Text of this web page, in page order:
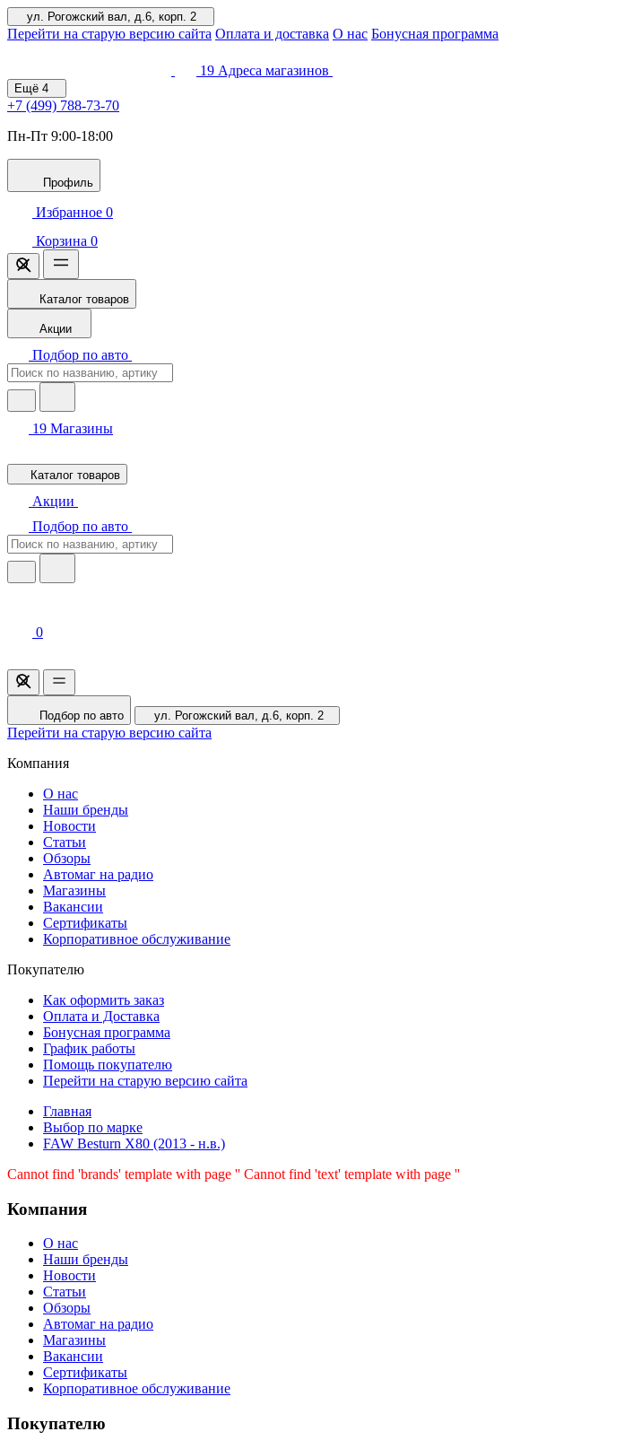
ул. Рогожский вал, д.6, корп. 2
Перейти на старую версию сайта Оплата и доставка О нас Бонусная программа
19 Адреса магазинов
Ещё 4
+7 (499) 788-73-70
Пн-Пт 9:00-18:00
Профиль
Избранное 0
Корзина 0
Каталог товаров
Акции
Подбор по авто
19 Магазины
Каталог товаров
Акции
Подбор по авто
0
Подбор по авто ул. Рогожский вал, д.6, корп. 2
Перейти на старую версию сайта
Компания
О нас
Наши бренды
Новости
Статьи
Обзоры
Автомаг на радио
Магазины
Вакансии
Сертификаты
Корпоративное обслуживание
Покупателю
Как оформить заказ
Оплата и Доставка
Бонусная программа
График работы
Помощь покупателю
Перейти на старую версию сайта
Главная
Выбор по марке
FAW Besturn X80 (2013 - н.в.)
Cannot find 'brands' template with page '' Cannot find 'text' template with page ''
Компания
О нас
Наши бренды
Новости
Статьи
Обзоры
Автомаг на радио
Магазины
Вакансии
Сертификаты
Корпоративное обслуживание
Покупателю